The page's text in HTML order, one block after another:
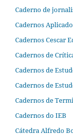
Caderno de
Cadernos
Cadernos Cescar
Cadernos de
Cadernos de
Cadernos de
Cadernos de
Cadernos do IEB
Cátedra Alfredo